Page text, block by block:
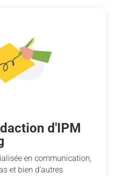
d'IPM
en communication,
et bien d’autres